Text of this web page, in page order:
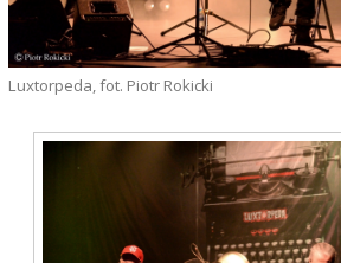
Luxtorpeda, fot. Piotr Rokicki